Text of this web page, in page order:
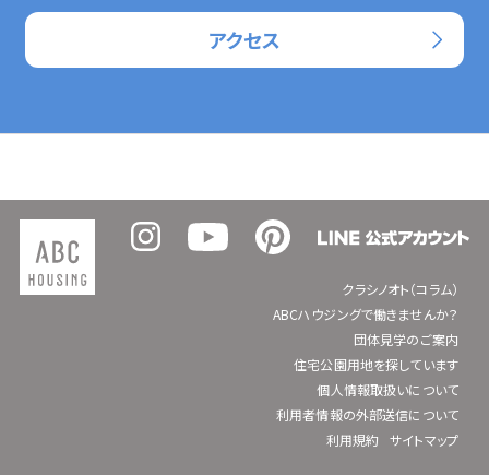
アクセス
クラシノオト（コラム）
ABCハウジングで働きませんか？
団体見学のご案内
住宅公園用地を探しています
個人情報取扱いについて
利用者情報の外部送信について
利用規約
サイトマップ